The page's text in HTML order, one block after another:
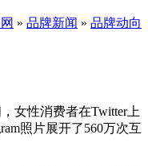
» 品牌新闻 » 品牌动向
女性消费者在Twitter上
照片展开了560万次互